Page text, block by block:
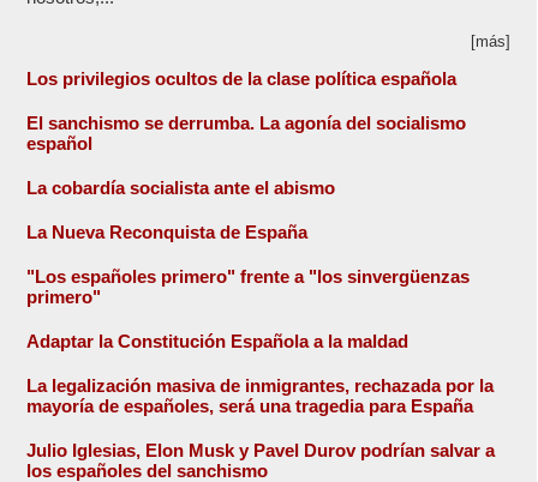
[más]
Los privilegios ocultos de la clase política española
El sanchismo se derrumba. La agonía del socialismo
español
La cobardía socialista ante el abismo
La Nueva Reconquista de España
"Los españoles primero" frente a "los sinvergüenzas
primero"
Adaptar la Constitución Española a la maldad
La legalización masiva de inmigrantes, rechazada por la
mayoría de españoles, será una tragedia para España
Julio Iglesias, Elon Musk y Pavel Durov podrían salvar a
los españoles del sanchismo